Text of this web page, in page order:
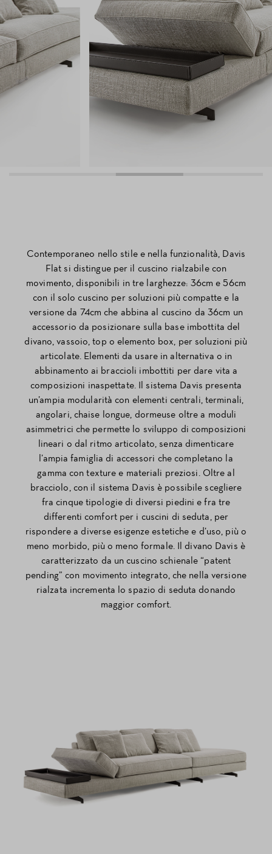
Contemporaneo nello stile e nella funzionalità, Davis
Flat si distingue per il cuscino rialzabile con
movimento, disponibili in tre larghezze: 36cm e 56cm
con il solo cuscino per soluzioni più compatte e la
versione da 74cm che abbina al cuscino da 36cm un
accessorio da posizionare sulla base imbottita del
divano, vassoio, top o elemento box, per soluzioni più
articolate. Elementi da usare in alternativa o in
abbinamento ai braccioli imbottiti per dare vita a
composizioni inaspettate. Il sistema Davis presenta
un’ampia modularità con elementi centrali, terminali,
angolari, chaise longue, dormeuse oltre a moduli
asimmetrici che permette lo sviluppo di composizioni
lineari o dal ritmo articolato, senza dimenticare
l’ampia famiglia di accessori che completano la
gamma con texture e materiali preziosi. Oltre al
bracciolo, con il sistema Davis è possibile scegliere
fra cinque tipologie di diversi piedini e fra tre
differenti comfort per i cuscini di seduta, per
rispondere a diverse esigenze estetiche e d’uso, più o
meno morbido, più o meno formale. Il divano Davis è
caratterizzato da un cuscino schienale “patent
pending” con movimento integrato, che nella versione
rialzata incrementa lo spazio di seduta donando
maggior comfort.